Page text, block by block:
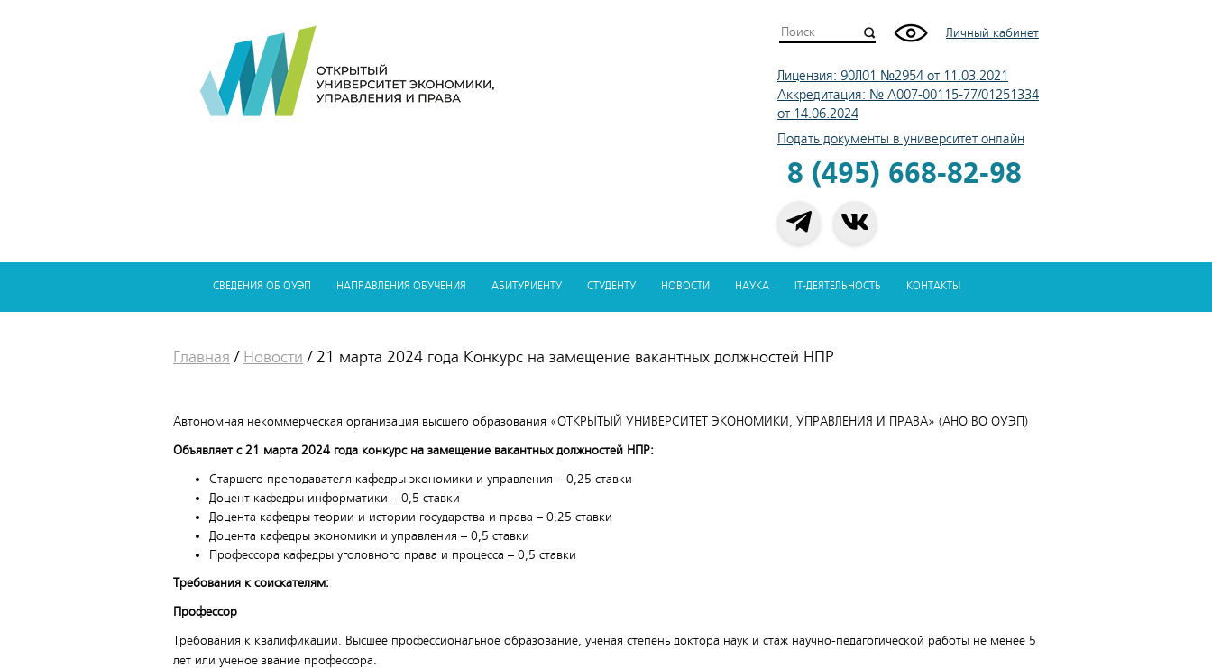
Личный кабинет
Лицензия: 90Л01 №2954 от 11.03.2021
Аккредитация: № А007-00115-77/01251334
от 14.06.2024
Подать документы в университет онлайн
8 (495) 668-82-98
СВЕДЕНИЯ ОБ ОУЭП НАПРАВЛЕНИЯ ОБУЧЕНИЯ АБИТУРИЕНТУ СТУДЕНТУ НОВОСТИ НАУКА IT-ДЕЯТЕЛЬНОСТЬ КОНТАКТЫ
Главная / Новости / 21 марта 2024 года Конкурс на замещение вакантных должностей НПР
Автономная некоммерческая организация высшего образования «ОТКРЫТЫЙ УНИВЕРСИТЕТ ЭКОНОМИКИ, УПРАВЛЕНИЯ И ПРАВА» (АНО ВО ОУЭП)
Объявляет с 21 марта 2024 года конкурс на замещение вакантных должностей НПР:
Старшего преподавателя кафедры экономики и управления – 0,25 ставки
Доцент кафедры информатики – 0,5 ставки
Доцента кафедры теории и истории государства и права – 0,25 ставки
Доцента кафедры экономики и управления – 0,5 ставки
Профессора кафедры уголовного права и процесса – 0,5 ставки
Требования к соискателям:
Профессор
Требования к квалификации. Высшее профессиональное образование, ученая степень доктора наук и стаж научно-педагогической работы не менее 5
лет или ученое звание профессора.